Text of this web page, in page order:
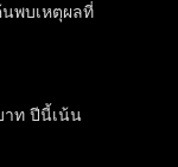
พบเหตุผลที่
าท ปีนี้เน้น